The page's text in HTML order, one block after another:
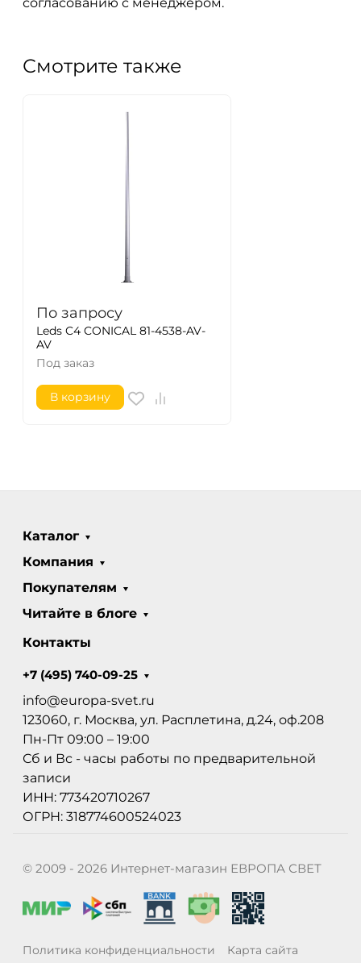
Смотрите также
По запросу
Leds C4 CONICAL 81-4538-AV-
AV
Под заказ
В корзину
Каталог
Компания
Покупателям
Читайте в блоге
Контакты
+7 (495) 740-09-25
info@europa-svet.ru
123060, г. Москва, ул. Расплетина, д.24, оф.208
Пн-Пт 09:00 – 19:00
Сб и Вс - часы работы по предварительной
записи
ИНН: 773420710267
ОГРН: 318774600524023
© 2009 - 2026 Интернет-магазин ЕВРОПА СВЕТ
Политика конфиденциальности Карта сайта